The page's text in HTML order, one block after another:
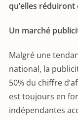
qu’elles réduiront
Un marché
Malgré une
national, la
50% du chiffre
est toujours en
indépendantes